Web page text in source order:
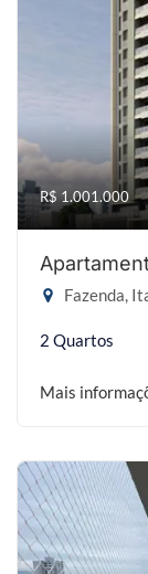
R$ 1.001.000
Fazenda,
2 Quartos
Mais